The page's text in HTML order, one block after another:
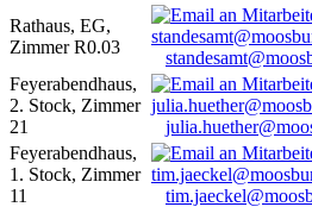
Rathaus, EG,
Zimmer R0.03
Feyerabendhaus,
2. Stock, Zimmer
21
Feyerabendhaus,
1. Stock, Zimmer
11